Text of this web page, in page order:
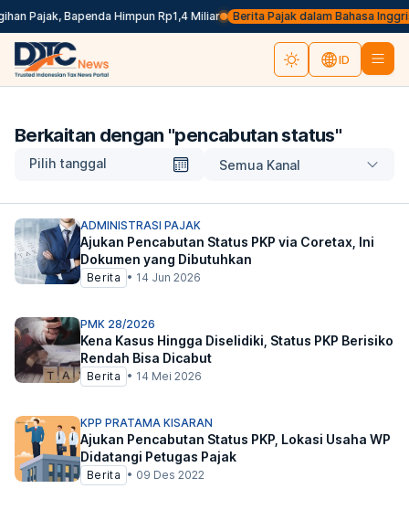
Pajak, Bapenda Himpun Rp1,4 Miliar Berita Pajak dalam Bahasa
ID
Berkaitan dengan "pencabutan status"
Pilih tanggal Semua Kanal
ADMINISTRASI PAJAK
Ajukan Pencabutan Status PKP via Coretax, Ini
Dokumen yang Dibutuhkan
Berita • 14 Jun 2026
PMK 28/2026
Kena Kasus Hingga Diselidiki, Status PKP Berisiko
Rendah Bisa Dicabut
Berita • 14 Mei 2026
KPP PRATAMA KISARAN
Ajukan Pencabutan Status PKP, Lokasi Usaha WP
Didatangi Petugas Pajak
Berita • 09 Des 2022